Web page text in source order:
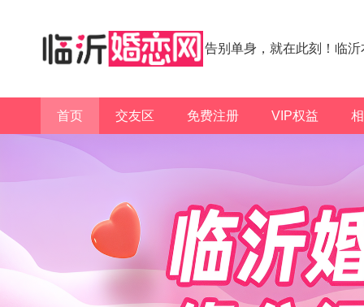
告别单身，就在此刻！临
首页 交友区 免费注册 VIP权益